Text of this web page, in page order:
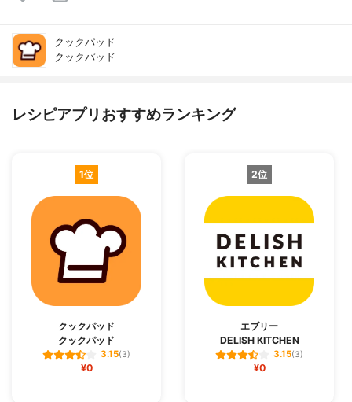
クックパッド
クックパッド
レシピアプリおすすめランキング
1位
クックパッド
クックパッド
3.15(3)
¥0
2位
エブリー
DELISH KITCHEN
3.15(3)
¥0